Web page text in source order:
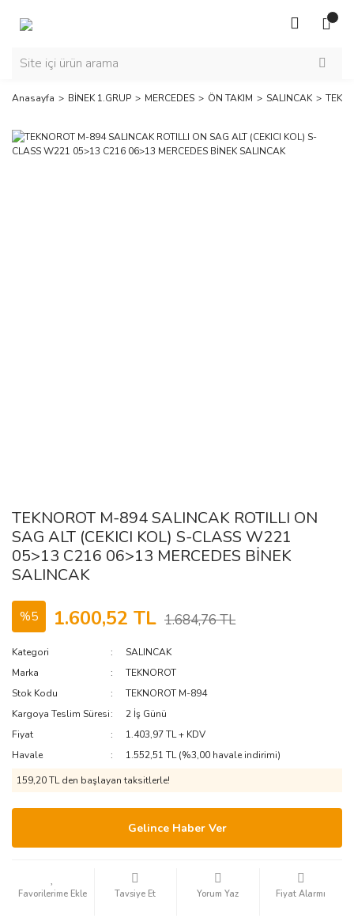
Anasayfa BİNEK 1.GRUP MERCEDES ÖN TAKIM SALINCAK
TEKNOROT M-894 SALINCAK ROTILLI ON
SAG ALT (CEKICI KOL) S-CLASS W221
05>13 C216 06>13 MERCEDES BİNEK
SALINCAK
%5 1.600,52 TL 1.684,76 TL
Kategori
SALINCAK
Marka
TEKNOROT
Stok Kodu
TEKNOROT M-894
Kargoya Teslim Süresi
2 İş Günü
Fiyat
1.403,97 TL + KDV
Havale
1.552,51 TL (%3,00 havale indirimi)
159,20 TL den başlayan taksitlerle!
Gelince Haber Ver
Tavsiye Et Yorum Yaz Fiyat Alarmı